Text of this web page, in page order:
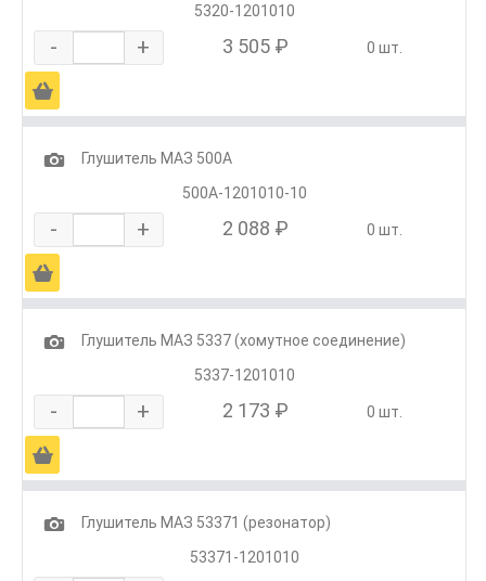
5320-1201010
- + 3 505 ₽ 0 шт.
Ä
1
Глушитель МАЗ 500А
500А-1201010-10
- + 2 088 ₽ 0 шт.
Ä
1
Глушитель МАЗ 5337 (хомутное соединение)
5337-1201010
- + 2 173 ₽ 0 шт.
Ä
1
Глушитель МАЗ 53371 (резонатор)
53371-1201010